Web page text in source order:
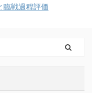
臨戦過程評価